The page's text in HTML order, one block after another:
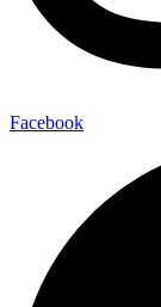
Facebook